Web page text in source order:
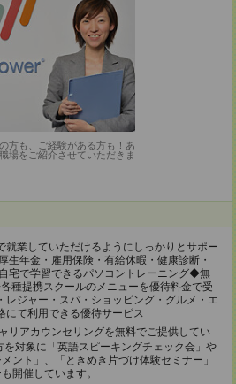
方も、ご経験がある方も！あ
場をご紹介させていただきま
就業していただけるようにしっかりとサポー
生年金・雇用保険・有給休暇・健康診断・
宅で学習できるパソコントレーニング◆無
種提携スクールのメニューを優待料金で受
ジャー・スパ・ショッピング・グルメ・エ
にて利用できる優待サービス
リアカウンセリングを無料でご提供してい
を対象に「英語スピーキングチェック会」や
ント」、「ときめき片づけ体験セミナー」
開催しています。